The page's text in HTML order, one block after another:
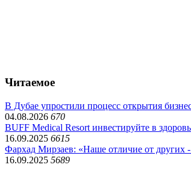
Читаемое
В Дубае упростили процесс открытия
04.08.2026 670
BUFF Medical Resort инвестируйте в
16.09.2025 6615
Фархад Мирзаев: «Наше отличие от
16.09.2025 5689